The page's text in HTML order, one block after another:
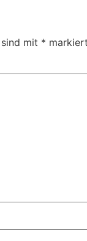
mit * markiert